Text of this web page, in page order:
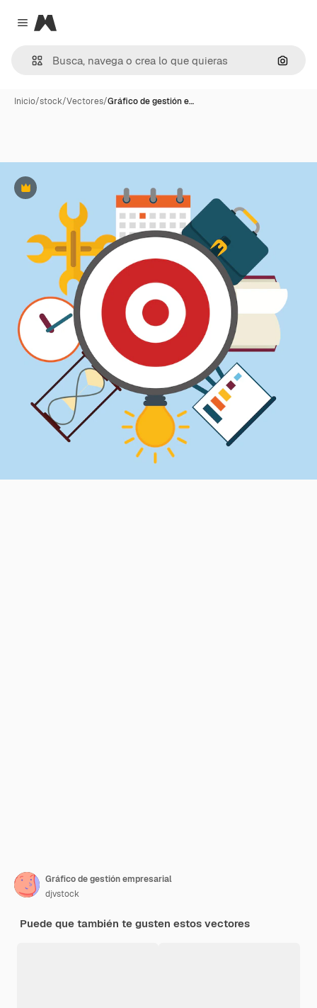
Close menu
Magnific
Inicio/stock/Vectores/Gráfico de gestión e…
Premium
Gráfico de gestión empresarial
djvstock
Puede que también te gusten estos vectores